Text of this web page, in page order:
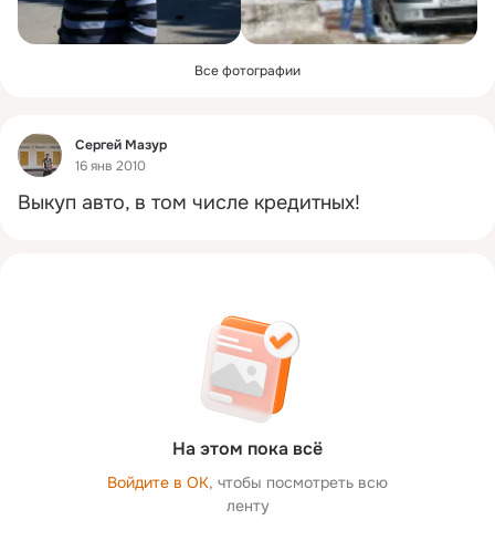
Все фотографии
Фид
Сергей Мазур
16 янв 2010
Выкуп авто, в том числе кредитных!
На этом пока всё
Войдите в ОК, чтобы посмотреть всю
ленту